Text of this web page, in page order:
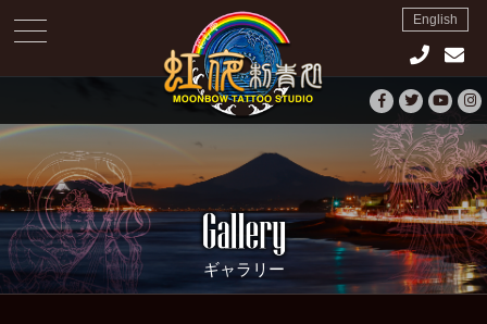
toggle
navigation
ギャラリー
English